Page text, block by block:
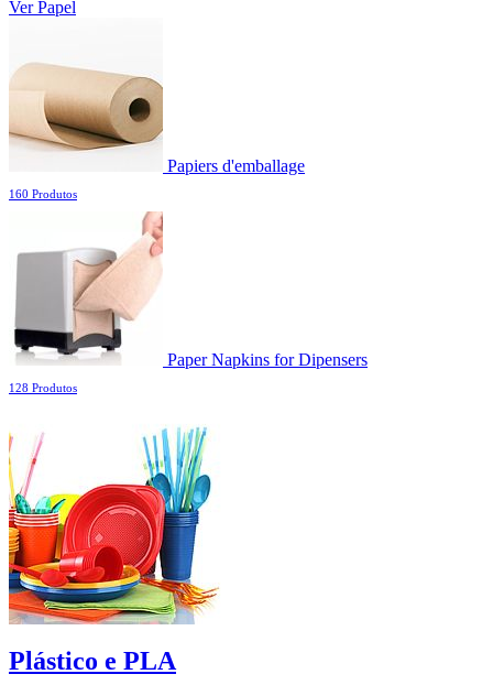
Ver Papel
Papiers d'emballage
160 Produtos
Paper Napkins for Dipensers
128 Produtos
Plástico e PLA